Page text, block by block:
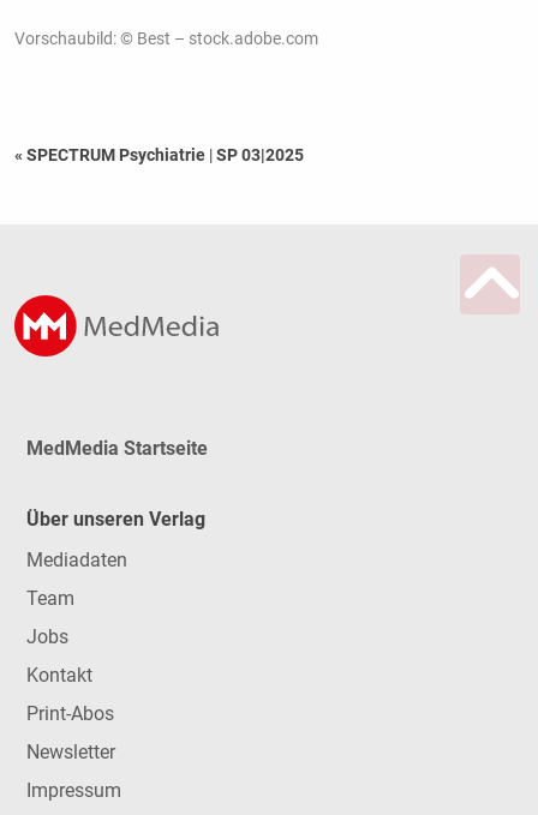
Vorschaubild: © Best – stock.adobe.com
« SPECTRUM Psychiatrie |SP 03|2025
MedMedia Startseite
Über unseren Verlag
Mediadaten
Team
Jobs
Kontakt
Print-Abos
Newsletter
Impressum